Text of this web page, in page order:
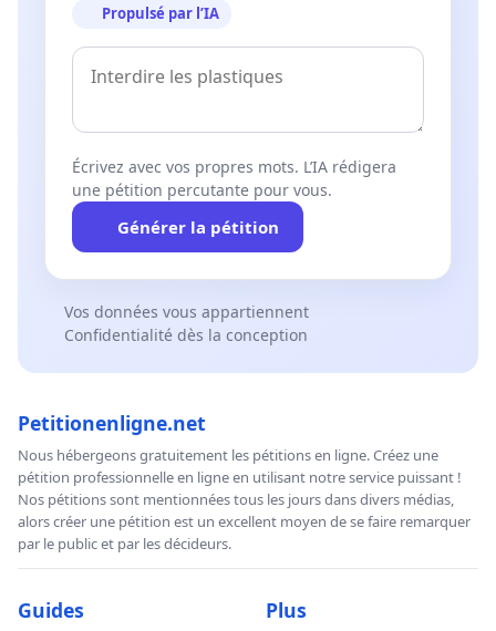
Propulsé par l’IA
Écrivez avec vos propres mots. L’IA rédigera
une pétition percutante pour vous.
Générer la pétition
Vos données vous appartiennent
Confidentialité dès la conception
Petitionenligne.net
Nous hébergeons gratuitement les pétitions en ligne. Créez une
pétition professionnelle en ligne en utilisant notre service puissant !
Nos pétitions sont mentionnées tous les jours dans divers médias,
alors créer une pétition est un excellent moyen de se faire remarquer
par le public et par les décideurs.
Guides Plus